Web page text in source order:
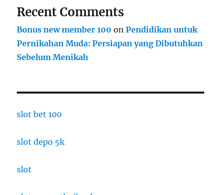
Recent Comments
Bonus new member 100 onPendidikan untuk
Pernikahan Muda: Persiapan yang Dibutuhkan
Sebelum Menikah
slot bet 100
slot depo 5k
slot